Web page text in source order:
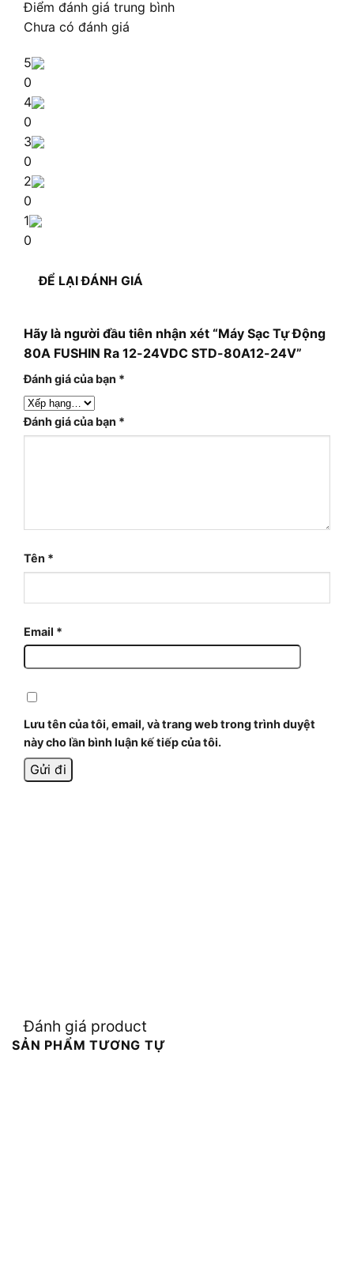
Điểm đánh giá trung bình
Chưa có đánh giá
5
0
4
0
3
0
2
0
1
0
ĐỂ LẠI ĐÁNH GIÁ
Hãy là người đầu tiên nhận xét “Máy Sạc Tự Động
80A FUSHIN Ra 12-24VDC STD-80A12-24V”
Đánh giá của bạn *
Đánh giá của bạn *
Tên *
Email *
Lưu tên của tôi, email, và trang web trong trình duyệt
này cho lần bình luận kế tiếp của tôi.
Đánh giá product
SẢN PHẨM TƯƠNG TỰ